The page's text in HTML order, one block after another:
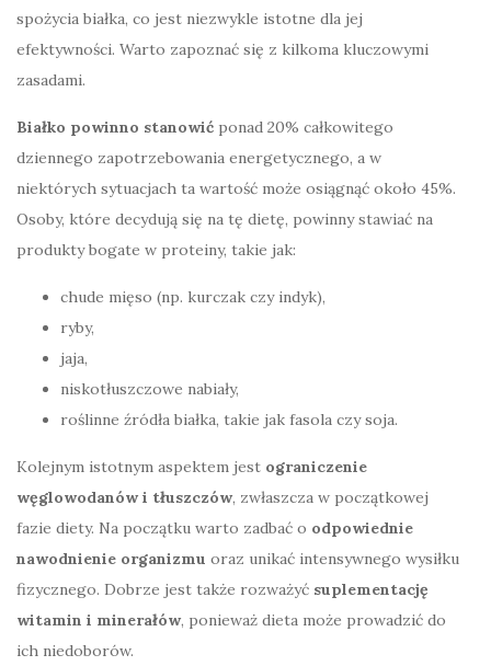
spożycia białka, co jest niezwykle istotne dla jej
efektywności. Warto zapoznać się z kilkoma kluczowymi
zasadami.
Białko powinno stanowić ponad 20% całkowitego
dziennego zapotrzebowania energetycznego, a w
niektórych sytuacjach ta wartość może osiągnąć około 45%.
Osoby, które decydują się na tę dietę, powinny stawiać na
produkty bogate w proteiny, takie jak:
chude mięso (np. kurczak czy indyk),
ryby,
jaja,
niskotłuszczowe nabiały,
roślinne źródła białka, takie jak fasola czy soja.
Kolejnym istotnym aspektem jest ograniczenie
węglowodanów i tłuszczów, zwłaszcza w początkowej
fazie diety. Na początku warto zadbać o odpowiednie
nawodnienie organizmu oraz unikać intensywnego wysiłku
fizycznego. Dobrze jest także rozważyć suplementację
witamin i minerałów, ponieważ dieta może prowadzić do
ich niedoborów.